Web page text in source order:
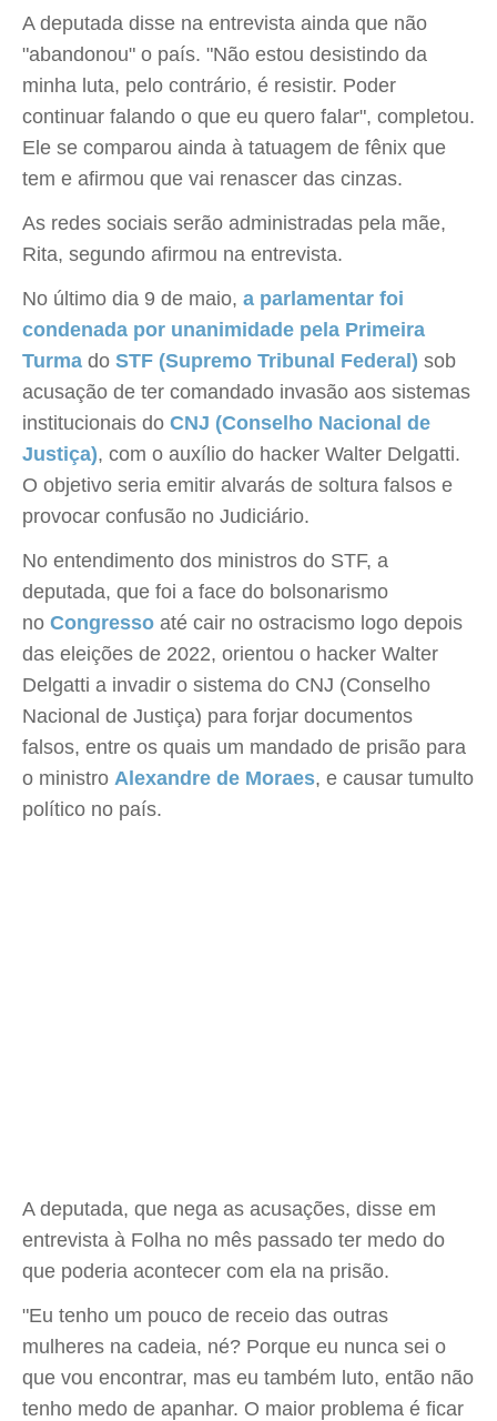
A deputada disse na entrevista ainda que não
"abandonou" o país. "Não estou desistindo da
minha luta, pelo contrário, é resistir. Poder
continuar falando o que eu quero falar", completou.
Ele se comparou ainda à tatuagem de fênix que
tem e afirmou que vai renascer das cinzas.
As redes sociais serão administradas pela mãe,
Rita, segundo afirmou na entrevista.
No último dia 9 de maio, a parlamentar foi
condenada por unanimidade pela Primeira
Turma do STF (Supremo Tribunal Federal) sob
acusação de ter comandado invasão aos sistemas
institucionais do CNJ (Conselho Nacional de
Justiça), com o auxílio do hacker Walter Delgatti.
O objetivo seria emitir alvarás de soltura falsos e
provocar confusão no Judiciário.
No entendimento dos ministros do STF, a
deputada, que foi a face do bolsonarismo
no Congresso até cair no ostracismo logo depois
das eleições de 2022, orientou o hacker Walter
Delgatti a invadir o sistema do CNJ (Conselho
Nacional de Justiça) para forjar documentos
falsos, entre os quais um mandado de prisão para
o ministro Alexandre de Moraes, e causar tumulto
político no país.
A deputada, que nega as acusações, disse em
entrevista à Folha no mês passado ter medo do
que poderia acontecer com ela na prisão.
"Eu tenho um pouco de receio das outras
mulheres na cadeia, né? Porque eu nunca sei o
que vou encontrar, mas eu também luto, então não
tenho medo de apanhar. O maior problema é ficar